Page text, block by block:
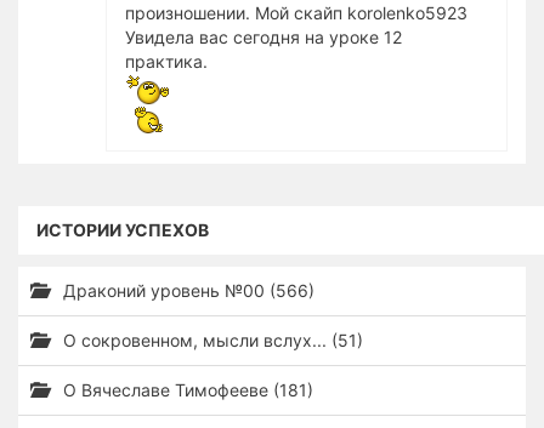
произношении. Мой скайп korolenko5923
Увидела вас сегодня на уроке 12
практика.
ИСТОРИИ УСПЕХОВ
Драконий уровень №00 (566)
О сокровенном, мысли вслух... (51)
О Вячеславе Тимофееве (181)